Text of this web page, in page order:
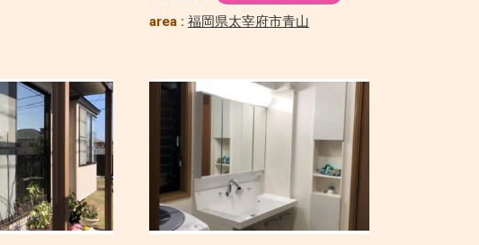
area : 福岡県太宰府市青山